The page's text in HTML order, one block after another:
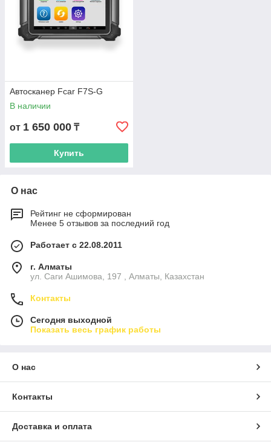
Автосканер Fcar F7S-G
В наличии
от 1 650 000 ₸
Купить
О нас
Рейтинг не сформирован
Менее 5 отзывов за последний год
Работает с 22.08.2011
г. Алматы
ул. Саги Ашимова, 197 , Алматы, Казахстан
Контакты
Сегодня выходной
Показать весь график работы
О нас
Контакты
Доставка и оплата